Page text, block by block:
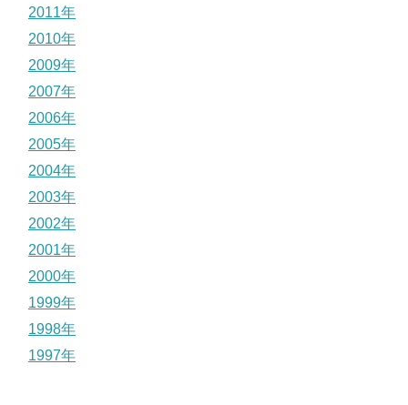
2011年
2010年
2009年
2007年
2006年
2005年
2004年
2003年
2002年
2001年
2000年
1999年
1998年
1997年